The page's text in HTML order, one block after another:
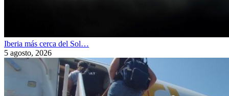
Iberia más cerca del Sol…
5 agosto, 2026